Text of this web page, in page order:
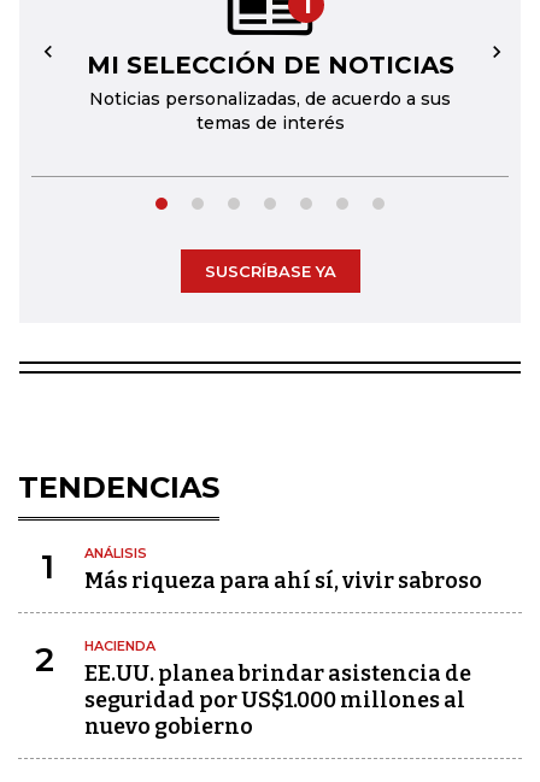
MI SELECCIÓN DE NOTICIAS
Noticias personalizadas, de acuerdo a sus
temas de interés
← →
SUSCRÍBASE YA
TENDENCIAS
1 ANÁLISIS
Más riqueza para ahí sí, vivir sabroso
2 HACIENDA
EE.UU. planea brindar asistencia de
seguridad por US$1.000 millones al
nuevo gobierno